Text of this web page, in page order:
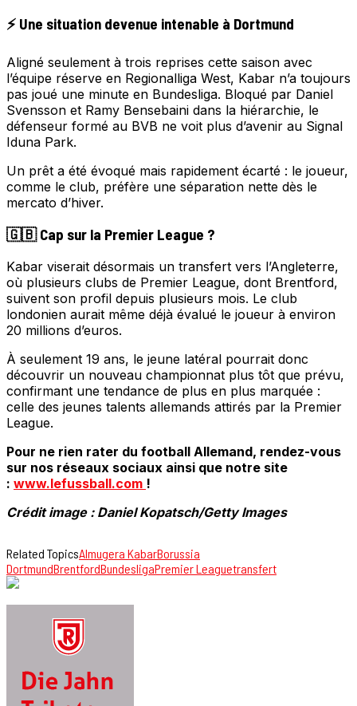
⚡ Une situation devenue intenable à Dortmund
Aligné seulement à trois reprises cette saison avec
l’équipe réserve en Regionalliga West, Kabar n’a toujours
pas joué une minute en Bundesliga. Bloqué par Daniel
Svensson et Ramy Bensebaini dans la hiérarchie, le
défenseur formé au BVB ne voit plus d’avenir au Signal
Iduna Park.
Un prêt a été évoqué mais rapidement écarté : le joueur,
comme le club, préfère une séparation nette dès le
mercato d’hiver.
🇬🇧 Cap sur la Premier League ?
Kabar viserait désormais un transfert vers l’Angleterre,
où plusieurs clubs de Premier League, dont Brentford,
suivent son profil depuis plusieurs mois. Le club
londonien aurait même déjà évalué le joueur à environ
20 millions d’euros.
À seulement 19 ans, le jeune latéral pourrait donc
découvrir un nouveau championnat plus tôt que prévu,
confirmant une tendance de plus en plus marquée :
celle des jeunes talents allemands attirés par la Premier
League.
Pour ne rien rater du football Allemand, rendez-vous
sur nos réseaux sociaux ainsi que notre site
: www.lefussball.com !
Crédit image : Daniel Kopatsch/Getty Images
Related TopicsAlmugera KabarBorussia
DortmundBrentfordBundesligaPremier Leaguetransfert